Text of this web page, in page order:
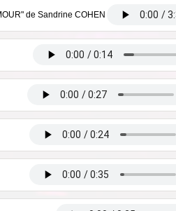
de Sandrine COHEN